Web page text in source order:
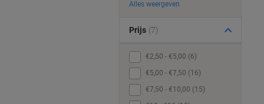
Alles weergeven
Prijs (7)
€2,50 - €5,00 (6)
€5,00 - €7,50 (16)
€7,50 - €10,00 (15)